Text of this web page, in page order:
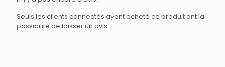
Seuls les clients connectés ayant acheté ce produit ont la
possibilité de laisser un avis.